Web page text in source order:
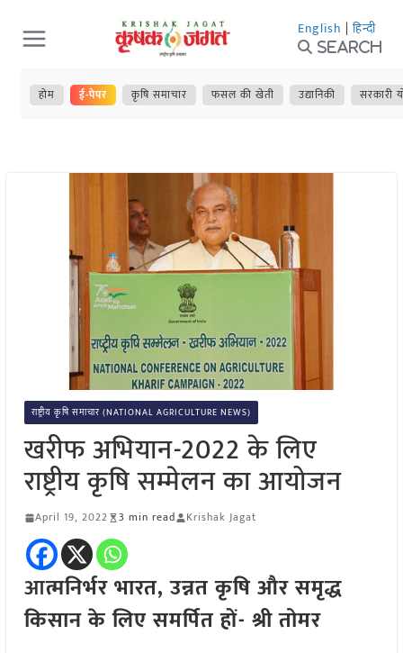
Skip
to
content
English | हिन्दी
Search
होम ई-पेपर कृषि समाचार फसल की खेती उद्यानिकी सरकारी
राष्ट्रीय कृषि समाचार (NATIONAL AGRICULTURE NEWS)
खरीफ अभियान-2022 के लिए
राष्ट्रीय कृषि सम्मेलन का आयोजन
April 19, 2022 3 min read Krishak Jagat
आत्मनिर्भर भारत, उन्नत कृषि और समृद्ध
किसान के लिए समर्पित हों- श्री तोमर